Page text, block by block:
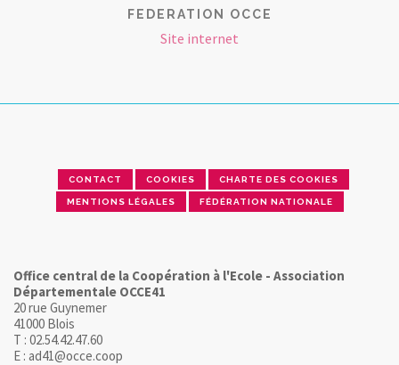
FEDERATION OCCE
Site internet
CONTACT COOKIES CHARTE DES COOKIES
MENTIONS LÉGALES FÉDÉRATION NATIONALE
Office central de la Coopération à l'Ecole - Association
Départementale OCCE41
20 rue Guynemer
41000 Blois
T : 02.54.42.47.60
E : ad41@occe.coop